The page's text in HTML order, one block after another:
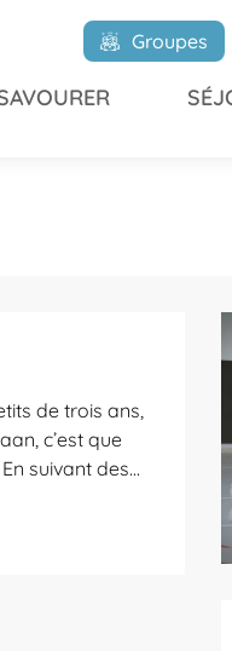
Groupes
de trois ans,
c’est que
suivant des...